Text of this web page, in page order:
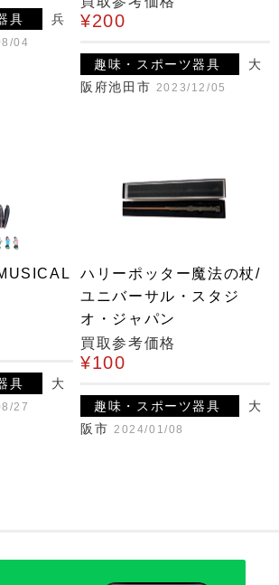
具
兵
04
¥200
趣味・スポーツ器具
大
阪府池田市 2023/12/05
具
大
27
ハリーポッター魔法の杖/
ユニバーサル・スタジ
オ・ジャパン
買取参考価格
¥100
趣味・スポーツ器具
大
阪市 2024/01/08